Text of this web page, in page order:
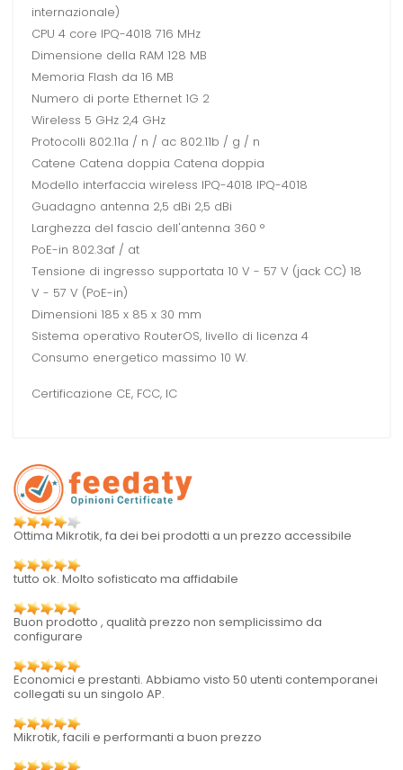
internazionale)
CPU 4 core IPQ-4018 716 MHz
Dimensione della RAM 128 MB
Memoria Flash da 16 MB
Numero di porte Ethernet 1G 2
Wireless 5 GHz 2,4 GHz
Protocolli 802.11a / n / ac 802.11b / g / n
Catene Catena doppia Catena doppia
Modello interfaccia wireless IPQ-4018 IPQ-4018
Guadagno antenna 2,5 dBi 2,5 dBi
Larghezza del fascio dell'antenna 360 °
PoE-in 802.3af / at
Tensione di ingresso supportata 10 V - 57 V (jack CC) 18
V - 57 V (PoE-in)
Dimensioni 185 x 85 x 30 mm
Sistema operativo RouterOS, livello di licenza 4
Consumo energetico massimo 10 W.
Certificazione CE, FCC, IC
Ottima Mikrotik, fa dei bei prodotti a un prezzo accessibile
tutto ok. Molto sofisticato ma affidabile
Buon prodotto , qualità prezzo non semplicissimo da
configurare
Economici e prestanti. Abbiamo visto 50 utenti contemporanei
collegati su un singolo AP.
Mikrotik, facili e performanti a buon prezzo